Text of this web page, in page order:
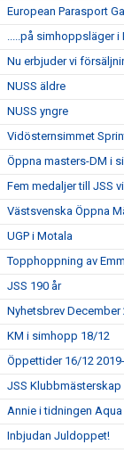
European Parasport
.....på simhoppsläger i
Nu erbjuder vi
NUSS äldre
NUSS yngre
Vidösternsimmet
Öppna masters-DM i
Fem medaljer till JSS
Västsvenska Öppna
UGP i Motala
Topphoppning av
JSS 190 år
Nyhetsbrev December
KM i simhopp 18/12
Öppettider 16/12
JSS
Annie i tidningen Aqua
Inbjudan Juldoppet!